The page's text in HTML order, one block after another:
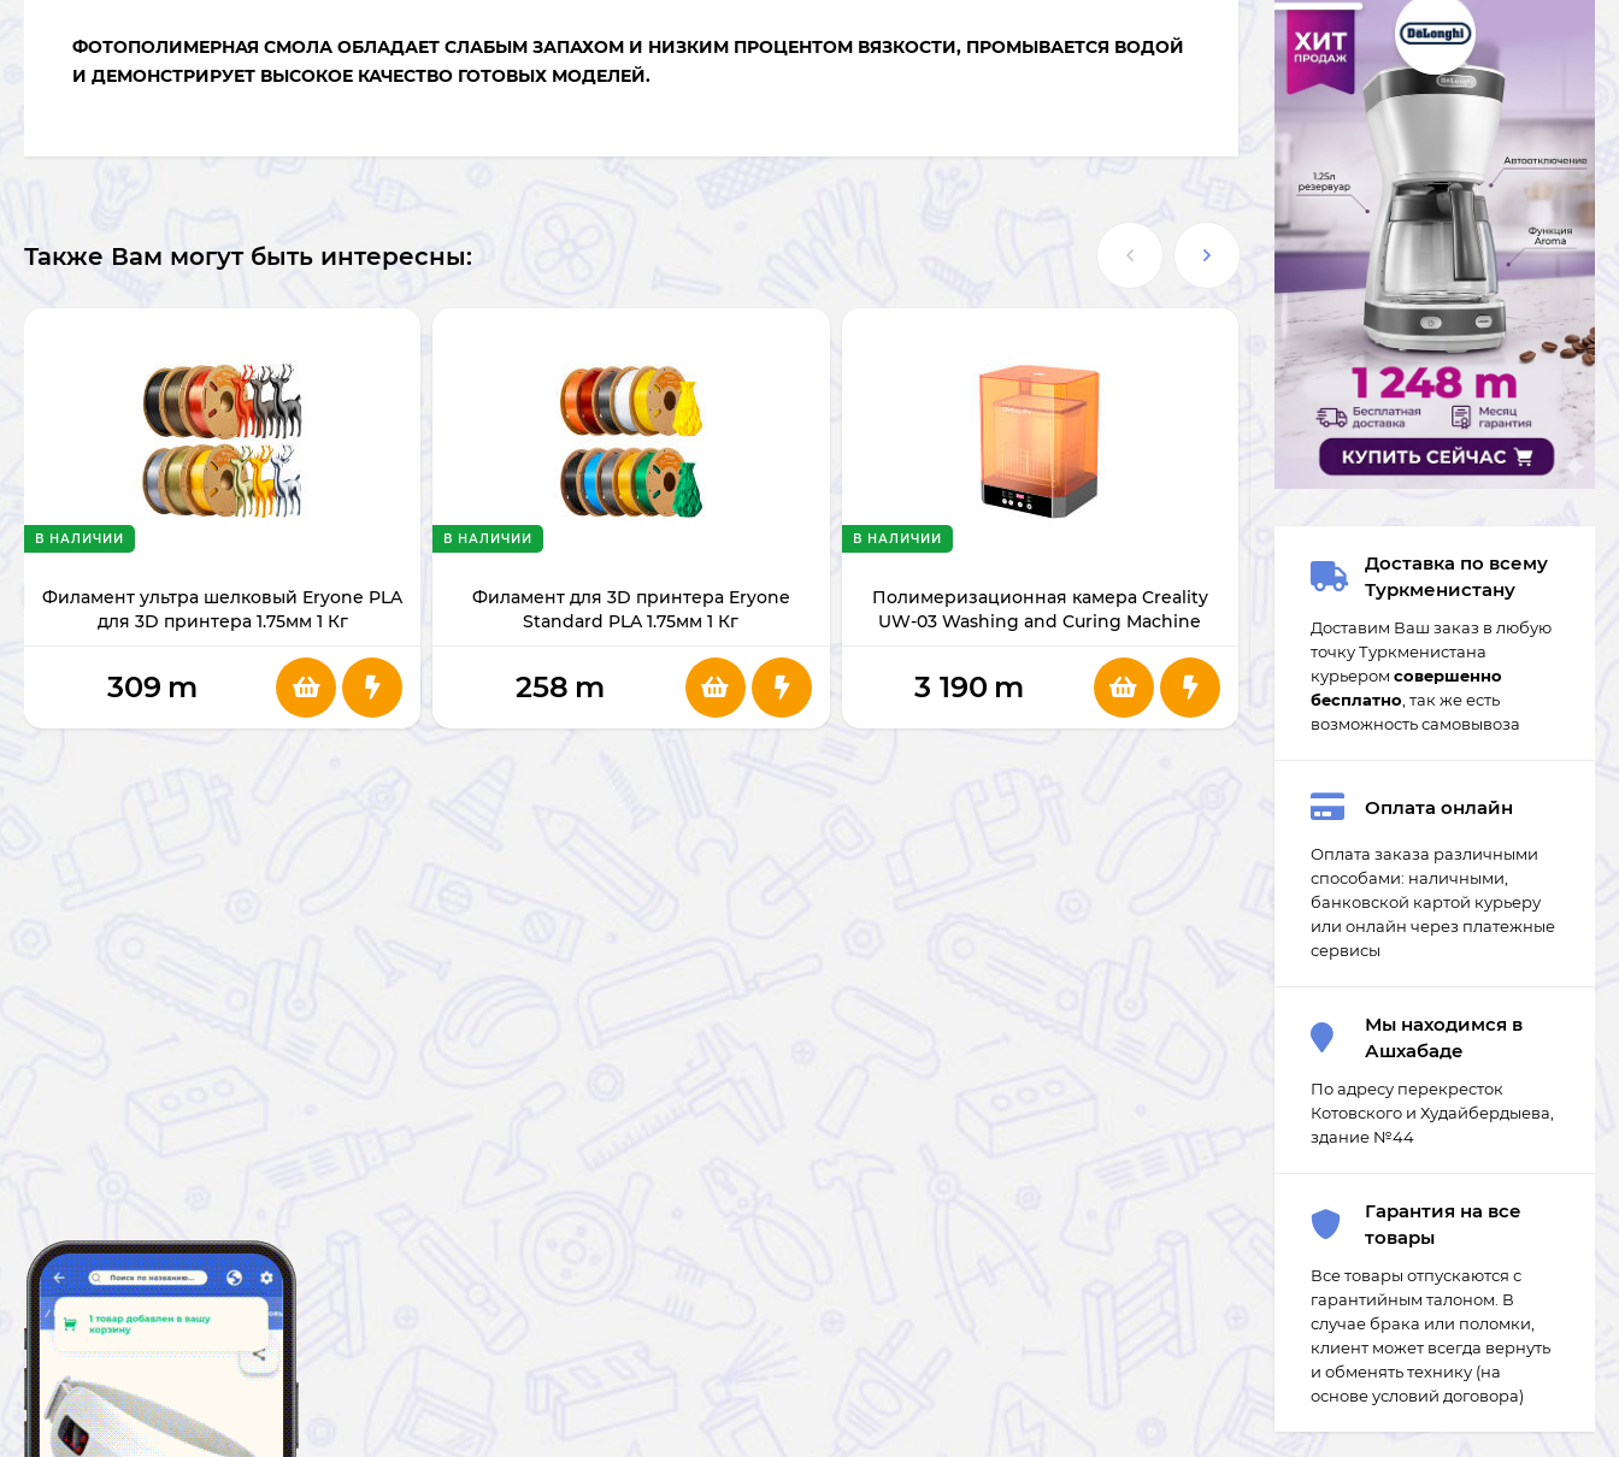
ФОТОПОЛИМЕРНАЯ СМОЛА ОБЛАДАЕТ СЛАБЫМ ЗАПАХОМ И НИЗКИМ ПРОЦЕНТОМ ВЯЗКОСТИ, ПРОМЫВАЕТСЯ ВОДОЙ
И ДЕМОНСТРИРУЕТ ВЫСОКОЕ КАЧЕСТВО ГОТОВЫХ МОДЕЛЕЙ.
Также Вам могут быть интересны:
Филамент ультра шелковый Eryone PLA
для 3D принтера 1.75мм 1 Кг
В НАЛИЧИИ
309 m
Филамент для 3D принтера Eryone
Standard PLA 1.75мм 1 Кг
В НАЛИЧИИ
258 m
Полимеризационная камера Creality
UW-03 Washing and Curing Machine
В НАЛИЧИИ
3 190 m
Капсулы для кофемашин Nespresso
iCafilas
206m
Доставка по всему
Туркменистану
Доставим Ваш заказ в любую
точку Туркменистана
курьером совершенно
бесплатно , так же есть
возможность самовывоза
Оплата онлайн
Оплата заказа различными
способами: наличными,
банковской картой курьеру
или онлайн через платежные
сервисы
Мы находимся в
Ашхабаде
По адресу перекресток
Котовского и Худайбердыева,
здание №44
Гарантия на все
товары
Все товары отпускаются с
гарантийным талоном. В
случае брака или поломки,
клиент может всегда вернуть
и обменять технику (на
основе условий договора)